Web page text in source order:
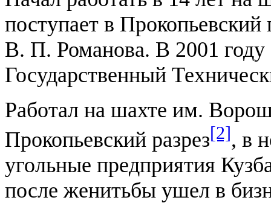
поступает в
В. П. Романова. В 2001 году
Государственный
Работал на шахте им.
Прокопьевский разрез[2], в
угольные предприятия
после женитьбы ушел в